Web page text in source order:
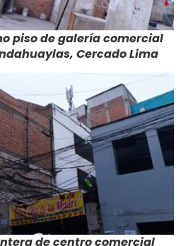
piso de galería comercial
Cercado Lima
de centro comercial